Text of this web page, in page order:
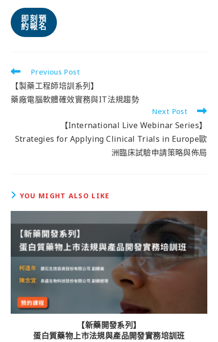
即刻預
約報名
Previous Post
【製藥工程師培訓系列】
藥廠電腦軟體確效實務與IT法規趨勢
Next Post
【International Live Webinar Series】
Strategies for Applying Clinical Trials in Europe歐
洲臨床試驗申請策略與佈局
YOU MIGHT ALSO LIKE
【新藥開發系列】
蛋白質藥物上市法規與產品開發實務培訓班